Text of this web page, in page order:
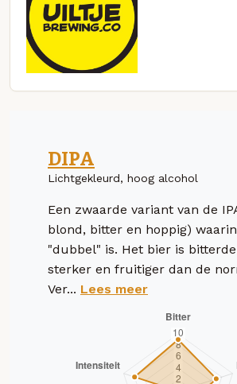
DIPA
Lichtgekleurd, hoog alcohol
Een zwaarde variant van de
blond, bitter en hoppig)
"dubbel" is. Het bier is
sterker en fruitiger dan de
Ver... Lees meer